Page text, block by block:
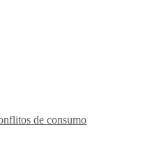
de consumo